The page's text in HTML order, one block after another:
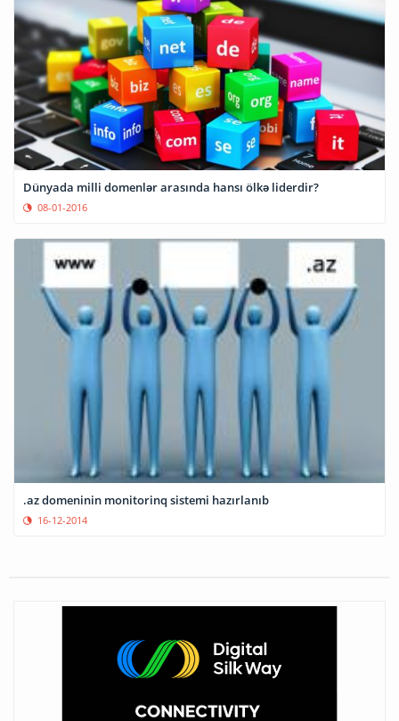
Dünyada milli domenlər arasında hansı ölkə liderdir?
08-01-2016
.az domeninin monitorinq sistemi hazırlanıb
16-12-2014